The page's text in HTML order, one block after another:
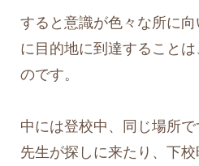
すると意識が色々な所に
に目的地に到達すること
のです。
中には登校中、同じ場所で
先生が探しに来たり、下